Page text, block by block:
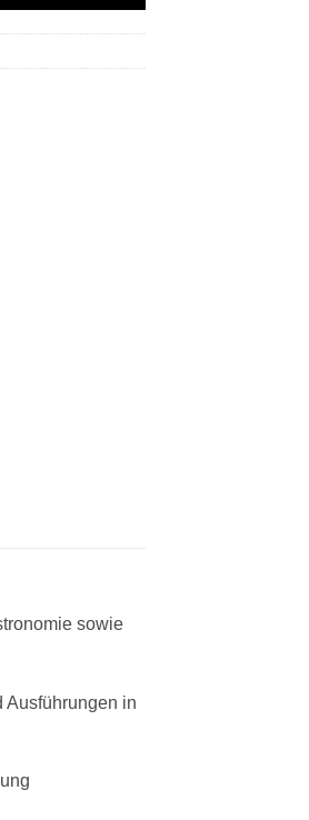
sowie
Ausführungen in